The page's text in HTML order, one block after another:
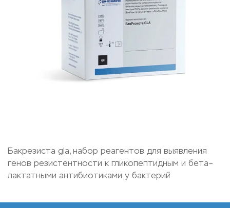
Бакрезиста gla, набор реагентов для выявления
генов резистентности к гликопептидным и бета–
лактатными антибиотиками у бактерий